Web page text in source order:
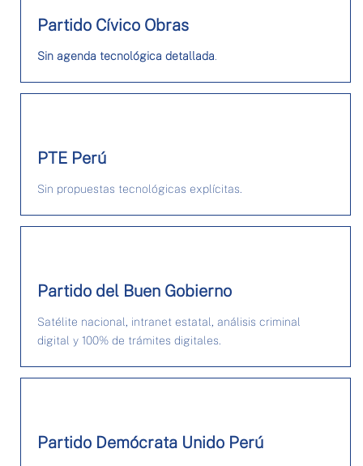
Partido Cívico Obras
Sin agenda tecnológica detallada.
PTE Perú
Sin propuestas tecnológicas explícitas.
Partido del Buen Gobierno
Satélite nacional, intranet estatal, análisis criminal
digital y 100% de trámites digitales.
Partido Demócrata Unido Perú